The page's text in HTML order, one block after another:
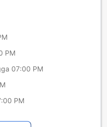
PM
07:00 PM
PM